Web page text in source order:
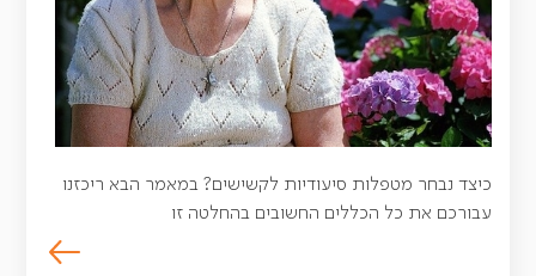
כיצד נבחר מטפלות סיעודיות לקשישים? במאמר הבא ריכזנו
עבורכם את כל הכללים החשובים בהחלטה זו